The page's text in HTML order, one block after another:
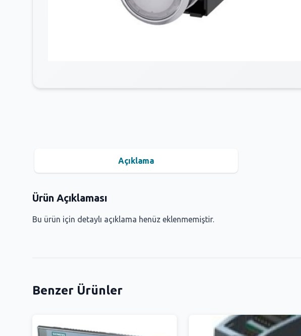
Açıklama
Ürün Açıklaması
Bu ürün için detaylı açıklama henüz eklenmemiştir.
Benzer Ürünler